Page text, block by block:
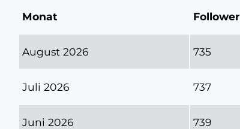
Monat Follower
August 2026 735
Juli 2026 737
Juni 2026 739